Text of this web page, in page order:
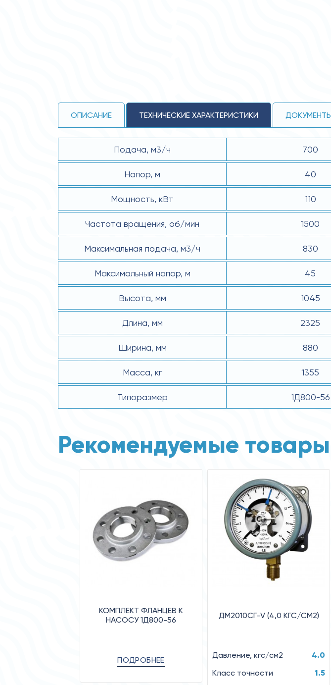
ОПИСАНИЕ ТЕХНИЧЕСКИЕ ХАРАКТЕРИСТИКИ
Подача, м3/ч 700
Напор, м 40
Мощность, кВт 110
Частота вращения, об/мин 1500
Максимальная подача, м3/ч 830
Максимальный напор, м 45
Высота, мм 1045
Длина, мм 2325
Ширина, мм 880
Масса, кг 1355
Типоразмер 1Д800-56
Рекомендуемые товары
КОМПЛЕКТ ФЛАНЦЕВ К
НАСОСУ 1Д800-56
ПОДРОБНЕЕ
ДМ2010СГ-V (4,0 КГС/СМ2)
Давление, кгс/см2
4.0
Класс точности
1.5